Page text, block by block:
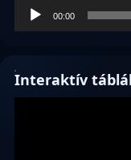
00:00
Interaktív